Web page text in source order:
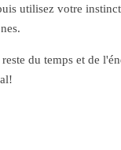
utilisez votre
du temps et de